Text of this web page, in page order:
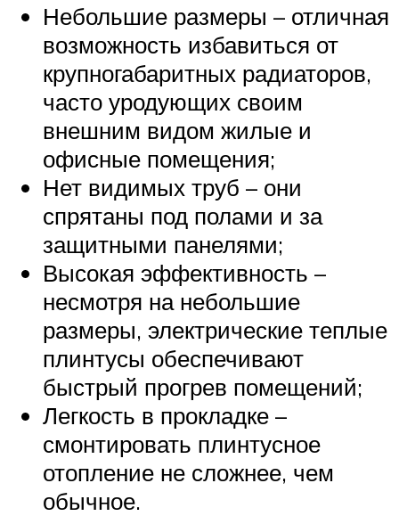
Небольшие размеры – отличная
возможность избавиться от
крупногабаритных радиаторов,
часто уродующих своим
внешним видом жилые и
офисные помещения;
Нет видимых труб – они
спрятаны под полами и за
защитными панелями;
Высокая эффективность –
несмотря на небольшие
размеры, электрические теплые
плинтусы обеспечивают
быстрый прогрев помещений;
Легкость в прокладке –
смонтировать плинтусное
отопление не сложнее, чем
обычное.